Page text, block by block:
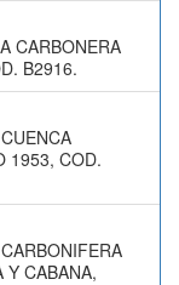
CARBONERA
B2916.
1953, COD.
Y CABANA,